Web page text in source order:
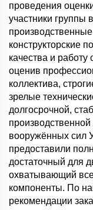
проведения
участники группы
конструкторские
качества и
оценив
коллектива,
зрелые
долгосрочной,
вооружённых сил
предоставили
достаточный для
охватывающий
компоненты. По
рекомендации